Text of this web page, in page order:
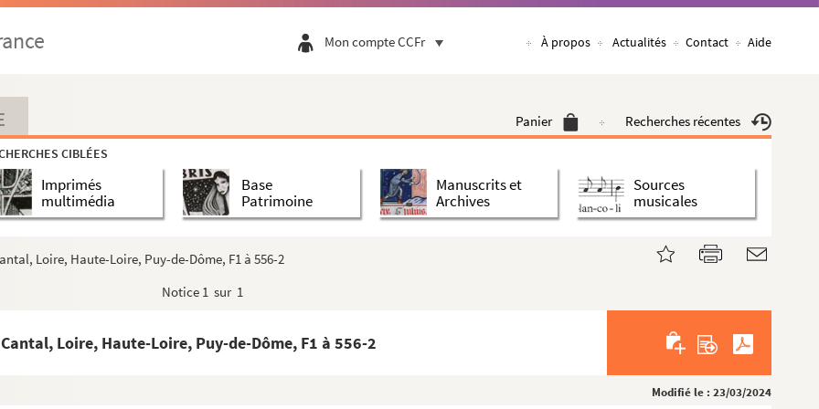
Mon compte CCFr À propos Actualités Contact Aide
Panier Recherches récentes
CIBLÉES
Imprimés
multimédia
Base
Patrimoine
Manuscrits et
Archives
Sources
musicales
Loire, Haute-Loire, Puy-de-Dôme, F1 à 556-2
Notice 1 sur 1
Loire, Haute-Loire, Puy-de-Dôme, F1 à 556-2
Modifié le : 23/03/2024
et de Mr. De Sorhouet, Conseiller du nouveau ...
Klewitz
de géographie naturelle, historique et politiq...
Lully